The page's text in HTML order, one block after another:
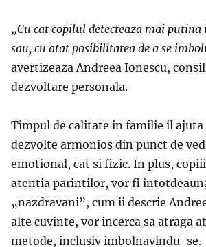
„Cu cat copilul detecteaza mai
sau, cu atat posibilitatea de a se
avertizeaza Andreea Ionescu,
dezvoltare personala.
Timpul de calitate in familie il ajuta
dezvolte armonios din punct de
emotional, cat si fizic. In plus,
atentia parintilor, vor fi
„nazdravani”, cum ii descrie
alte cuvinte, vor incerca sa atraga
metode, inclusiv imbolnavindu-se.